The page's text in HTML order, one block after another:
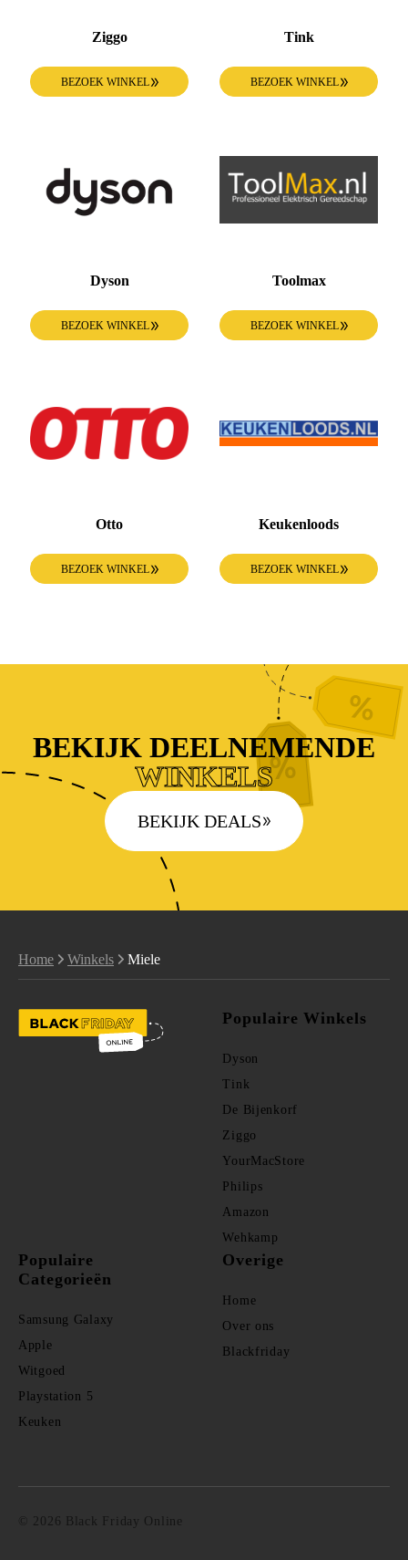
Ziggo
BEZOEK WINKEL
Tink
BEZOEK WINKEL
Dyson
BEZOEK WINKEL
Toolmax
BEZOEK WINKEL
Otto
BEZOEK WINKEL
Keukenloods
BEZOEK WINKEL
BEKIJK DEELNEMENDE
WINKELS
BEKIJK DEALS
Home Winkels Miele
Populaire Winkels
Dyson
Tink
De Bijenkorf
Ziggo
YourMacStore
Philips
Amazon
Wehkamp
Populaire
Categorieën
Samsung Galaxy
Apple
Witgoed
Playstation 5
Keuken
Overige
Home
Over ons
Blackfriday
© 2026 Black Friday Online